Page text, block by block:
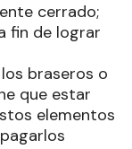
cerrado;
fin de lograr
braseros o
que estar
elementos